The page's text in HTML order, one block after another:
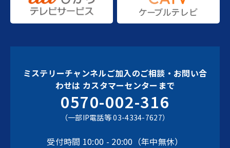
ミステリーチャンネルご加入のご相談・お問い合
わせは カスタマーセンターまで
0570-002-316
（一部IP電話等 03-4334-7627）
受付時間 10:00 - 20:00（年中無休）